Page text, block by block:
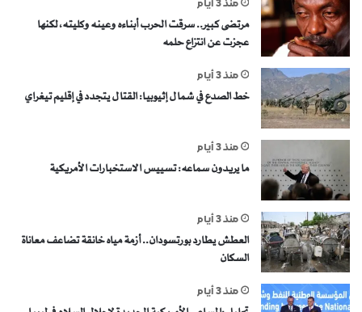
منذ 3 أيام
مرتضى كبير.. سرقت الحرب أبناءه وعينه وكليته، لكنها
عجزت عن انتزاع حلمه
منذ 3 أيام
خط الصدع في شمال إثيوبيا: القتال يتجدد في إقليم تيغراي
منذ 3 أيام
ما يريدون سماعه: تسييس الاستخبارات الأمريكية
منذ 3 أيام
العطش يطارد بورتسودان.. أزمة مياه خانقة تضاعف معاناة
السكان
منذ 3 أيام